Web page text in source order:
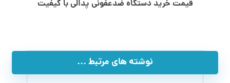
قیمت خرید دستگاه ضدعفونی پدالی با کیفیت
نوشته های مرتبط ...